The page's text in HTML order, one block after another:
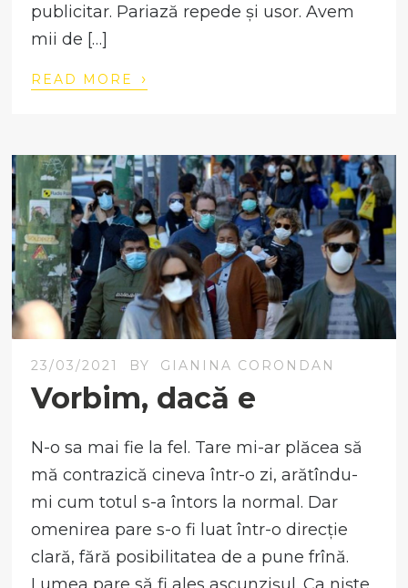
publicitar. Pariază repede și usor. Avem
mii de […]
READ MORE ›
23/03/2021 BY GIANINA CORONDAN
Vorbim, dacă e
N-o sa mai fie la fel. Tare mi-ar plăcea să
mă contrazică cineva într-o zi, arătîndu-
mi cum totul s-a întors la normal. Dar
omenirea pare s-o fi luat într-o direcție
clară, fără posibilitatea de a pune frînă.